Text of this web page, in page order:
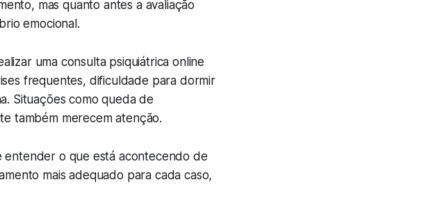
mas quanto antes a avaliação
emocional.
uma consulta psiquiátrica online
frequentes, dificuldade para dormir
Situações como queda de
também merecem atenção.
entender o que está acontecendo de
mais adequado para cada caso,